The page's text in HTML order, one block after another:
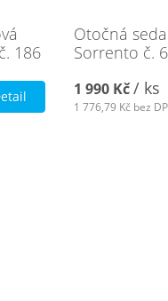
186
Otočná
Sorrento č.
1 990 Kč/ ks
1 776,79 Kč bez